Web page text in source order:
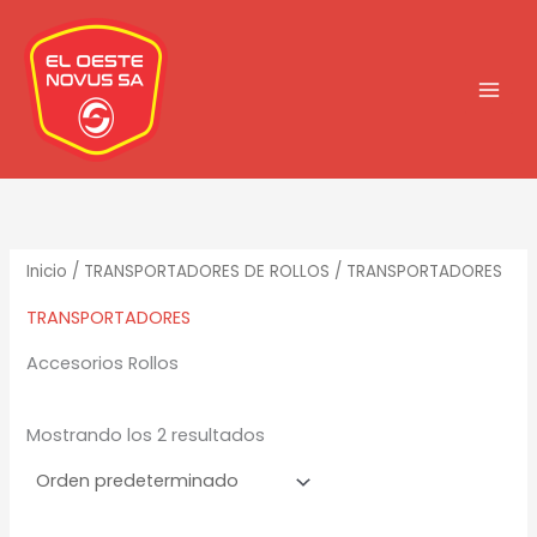
contenido
Inicio / TRANSPORTADORES DE ROLLOS / TRANSPORTADORES
TRANSPORTADORES
Accesorios Rollos
Mostrando los 2 resultados